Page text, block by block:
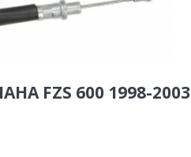
FZS 600 1998-2003